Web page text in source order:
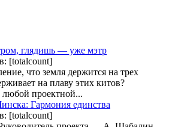
глядишь — уже мэтр
[totalcount]
что земля держится на трех
на плаву этих китов?
любой проектной...
Гармония единства
[totalcount]